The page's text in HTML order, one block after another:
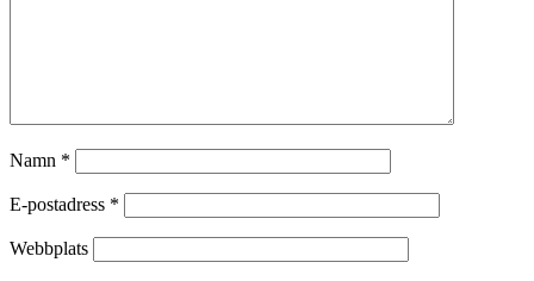
Namn *
E-postadress *
Webbplats